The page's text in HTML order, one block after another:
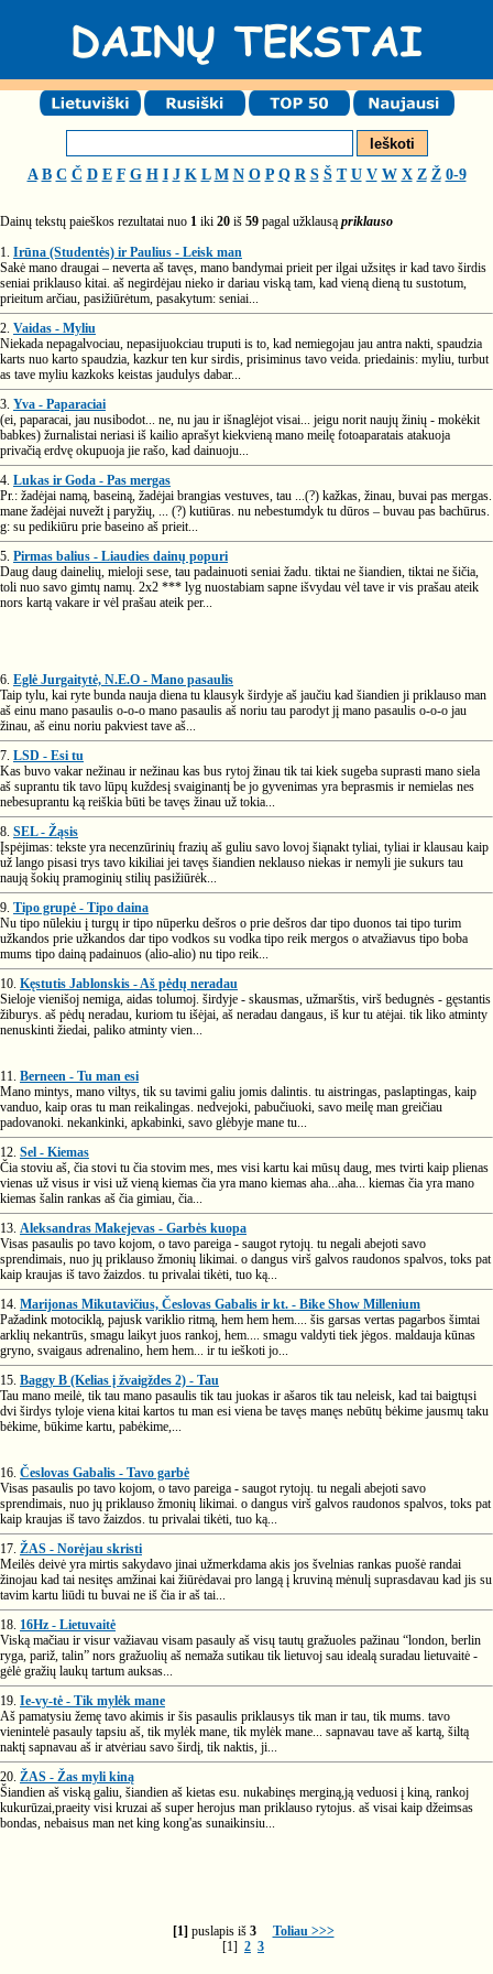
A B C Č D E F G H I J K L M N O P Q R S Š T U V W X Z Ž 0-9
Dainų tekstų paieškos rezultatai nuo 1 iki 20 iš 59 pagal užklausą priklauso
1. Irūna (Studentės) ir Paulius - Leisk man
Sakė mano draugai – neverta aš tavęs, mano bandymai prieit per ilgai užsitęs ir kad tavo širdis
seniai priklauso kitai. aš negirdėjau nieko ir dariau viską tam, kad vieną dieną tu sustotum,
prieitum arčiau, pasižiūrėtum, pasakytum: seniai...
2. Vaidas - Myliu
Niekada nepagalvociau, nepasijuokciau truputi is to, kad nemiegojau jau antra nakti, spaudzia
karts nuo karto spaudzia, kazkur ten kur sirdis, prisiminus tavo veida. priedainis: myliu, turbut
as tave myliu kazkoks keistas jaudulys dabar...
3. Yva - Paparaciai
(ei, paparacai, jau nusibodot... ne, nu jau ir išnaglėjot visai... jeigu norit naujų žinių - mokėkit
babkes) žurnalistai neriasi iš kailio aprašyt kiekvieną mano meilę fotoaparatais atakuoja
privačią erdvę okupuoja jie rašo, kad dainuoju...
4. Lukas ir Goda - Pas mergas
Pr.: žadėjai namą, baseiną, žadėjai brangias vestuves, tau ...(?) kažkas, žinau, buvai pas mergas.
mane žadėjai nuvežt į paryžių, ... (?) kutiūras. nu nebestumdyk tu dūros – buvau pas bachūrus.
g: su pedikiūru prie baseino aš prieit...
5. Pirmas balius - Liaudies dainų popuri
Daug daug dainelių, mieloji sese, tau padainuoti seniai žadu. tiktai ne šiandien, tiktai ne šičia,
toli nuo savo gimtų namų. 2x2 *** lyg nuostabiam sapne išvydau vėl tave ir vis prašau ateik
nors kartą vakare ir vėl prašau ateik per...
6. Eglė Jurgaitytė, N.E.O - Mano pasaulis
Taip tylu, kai ryte bunda nauja diena tu klausyk širdyje aš jaučiu kad šiandien ji priklauso man
aš einu mano pasaulis o-o-o mano pasaulis aš noriu tau parodyt jį mano pasaulis o-o-o jau
žinau, aš einu noriu pakviest tave aš...
7. LSD - Esi tu
Kas buvo vakar nežinau ir nežinau kas bus rytoj žinau tik tai kiek sugeba suprasti mano siela
aš suprantu tik tavo lūpų kuždesį svaiginantį be jo gyvenimas yra beprasmis ir nemielas nes
nebesuprantu ką reiškia būti be tavęs žinau už tokia...
8. SEL - Žąsis
Įspėjimas: tekste yra necenzūrinių frazių aš guliu savo lovoj šiąnakt tyliai, tyliai ir klausau kaip
už lango pisasi trys tavo kikiliai jei tavęs šiandien neklauso niekas ir nemyli jie sukurs tau
naują šokių pramoginių stilių pasižiūrėk...
9. Tipo grupė - Tipo daina
Nu tipo nūlekiu į turgų ir tipo nūperku dešros o prie dešros dar tipo duonos tai tipo turim
užkandos prie užkandos dar tipo vodkos su vodka tipo reik mergos o atvažiavus tipo boba
mums tipo dainą padainuos (alio-alio) nu tipo reik...
10. Kęstutis Jablonskis - Aš pėdų neradau
Sieloje vienišoj nemiga, aidas tolumoj. širdyje - skausmas, užmarštis, virš bedugnės - gęstantis
žiburys. aš pėdų neradau, kuriom tu išėjai, aš neradau dangaus, iš kur tu atėjai. tik liko atminty
nenuskinti žiedai, paliko atminty vien...
11. Berneen - Tu man esi
Mano mintys, mano viltys, tik su tavimi galiu jomis dalintis. tu aistringas, paslaptingas, kaip
vanduo, kaip oras tu man reikalingas. nedvejoki, pabučiuoki, savo meilę man greičiau
padovanoki. nekankinki, apkabinki, savo glėbyje mane tu...
12. Sel - Kiemas
Čia stoviu aš, čia stovi tu čia stovim mes, mes visi kartu kai mūsų daug, mes tvirti kaip plienas
vienas už visus ir visi už vieną kiemas čia yra mano kiemas aha...aha... kiemas čia yra mano
kiemas šalin rankas aš čia gimiau, čia...
13. Aleksandras Makejevas - Garbės kuopa
Visas pasaulis po tavo kojom, o tavo pareiga - saugot rytojų. tu negali abejoti savo
sprendimais, nuo jų priklauso žmonių likimai. o dangus virš galvos raudonos spalvos, toks pat
kaip kraujas iš tavo žaizdos. tu privalai tikėti, tuo ką...
14. Marijonas Mikutavičius, Česlovas Gabalis ir kt. - Bike Show Millenium
Pažadink motociklą, pajusk variklio ritmą, hem hem hem.... šis garsas vertas pagarbos šimtai
arklių nekantrūs, smagu laikyt juos rankoj, hem.... smagu valdyti tiek jėgos. maldauja kūnas
gryno, svaigaus adrenalino, hem hem... ir tu ieškoti jo...
15. Baggy B (Kelias į žvaigždes 2) - Tau
Tau mano meilė, tik tau mano pasaulis tik tau juokas ir ašaros tik tau neleisk, kad tai baigtųsi
dvi širdys tyloje viena kitai kartos tu man esi viena be tavęs manęs nebūtų bėkime jausmų taku
bėkime, būkime kartu, pabėkime,...
16. Česlovas Gabalis - Tavo garbė
Visas pasaulis po tavo kojom, o tavo pareiga - saugot rytojų. tu negali abejoti savo
sprendimais, nuo jų priklauso žmonių likimai. o dangus virš galvos raudonos spalvos, toks pat
kaip kraujas iš tavo žaizdos. tu privalai tikėti, tuo ką...
17. ŽAS - Norėjau skristi
Meilės deivė yra mirtis sakydavo jinai užmerkdama akis jos švelnias rankas puošė randai
žinojau kad tai nesitęs amžinai kai žiūrėdavai pro langą į kruviną mėnulį suprasdavau kad jis su
tavim kartu liūdi tu buvai ne iš čia ir aš tai...
18. 16Hz - Lietuvaitė
Viską mačiau ir visur važiavau visam pasauly aš visų tautų gražuoles pažinau “london, berlin
ryga, pariž, talin” nors gražuolių aš nemaža sutikau tik lietuvoj sau idealą suradau lietuvaitė -
gėlė gražių laukų tartum auksas...
19. Ie-vy-tė - Tik mylėk mane
Aš pamatysiu žemę tavo akimis ir šis pasaulis priklausys tik man ir tau, tik mums. tavo
vienintelė pasauly tapsiu aš, tik mylėk mane, tik mylėk mane... sapnavau tave aš kartą, šiltą
naktį sapnavau aš ir atvėriau savo širdį, tik naktis, ji...
20. ŽAS - Žas myli kiną
Šiandien aš viską galiu, šiandien aš kietas esu. nukabinęs merginą,ją veduosi į kiną, rankoj
kukurūzai,praeity visi kruzai aš super herojus man priklauso rytojus. aš visai kaip džeimsas
bondas, nebaisus man net king kong'as sunaikinsiu...
[1] puslapis iš 3
Toliau >>>
[1] 2 3